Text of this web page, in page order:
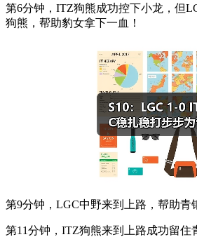
第6分钟，ITZ狗熊成功控下小龙，但
狗熊，帮助豹女拿下一血！
第9分钟，LGC中野来到上路，帮助青
第11分钟，ITZ狗熊来到上路成功留住